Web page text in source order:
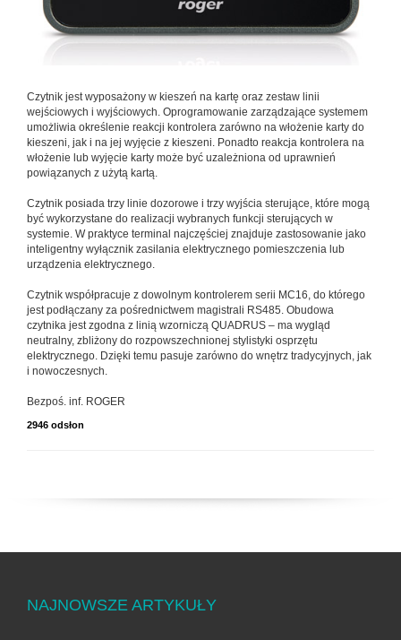
Czytnik jest wyposażony w kieszeń na kartę oraz zestaw linii
wejściowych i wyjściowych. Oprogramowanie zarządzające systemem
umożliwia określenie reakcji kontrolera zarówno na włożenie karty do
kieszeni, jak i na jej wyjęcie z kieszeni. Ponadto reakcja kontrolera na
włożenie lub wyjęcie karty może być uzależniona od uprawnień
powiązanych z użytą kartą.
Czytnik posiada trzy linie dozorowe i trzy wyjścia sterujące, które mogą
być wykorzystane do realizacji wybranych funkcji sterujących w
systemie. W praktyce terminal najczęściej znajduje zastosowanie jako
inteligentny wyłącznik zasilania elektrycznego pomieszczenia lub
urządzenia elektrycznego.
Czytnik współpracuje z dowolnym kontrolerem serii MC16, do którego
jest podłączany za pośrednictwem magistrali RS485. Obudowa
czytnika jest zgodna z linią wzorniczą QUADRUS – ma wygląd
neutralny, zbliżony do rozpowszechnionej stylistyki osprzętu
elektrycznego. Dzięki temu pasuje zarówno do wnętrz tradycyjnych, jak
i nowoczesnych.
Bezpoś. inf. ROGER
2946 odsłon
NAJNOWSZE ARTYKUŁY